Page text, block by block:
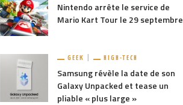
Nintendo arrête le service de
Mario Kart Tour le 29 septembre
GEEK HIGH-TECH
Samsung révèle la date de son
Galaxy Unpacked et tease un
pliable « plus large »